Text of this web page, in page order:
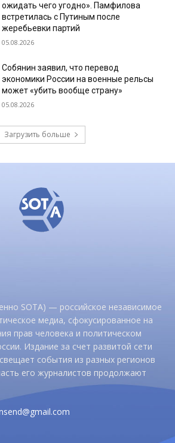
ожидать чего угодно». Памфилова
встретилась с Путиным после
жеребьевки партий
05.08.2026
Собянин заявил, что перевод
экономики России на военные рельсы
может «убить вообще страну»
05.08.2026
Загрузить больше
SOTA) — российское независимое
медиа, сфокусированное на
прав человека и политическом
Издание за счет развитой сети
события из разных регионов
его журналистов продолжают